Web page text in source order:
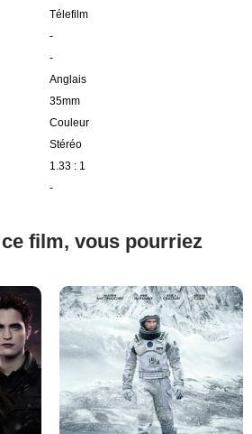
Télefilm
-
-
Anglais
35mm
Couleur
Stéréo
1.33 : 1
-
film, vous pourriez